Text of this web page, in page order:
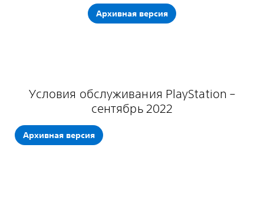
Архивная версия
Условия обслуживания PlayStation –
сентябрь 2022
Архивная версия